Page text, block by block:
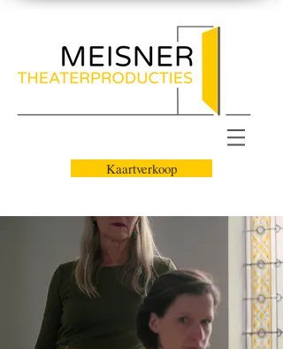
Kaartverkoop